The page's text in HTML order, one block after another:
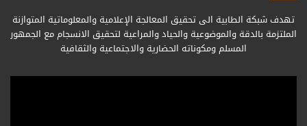
تهدف شبكة الطابية الى تحقيق المعالجة الإعلامية والمعلوماتية المتوازنة
الملتزمة بالدقة والموضوعية والحياد والمراعية لتحقيق الانسجام مع الجمهور
المسلم ومكوناته الحضارية والاجتماعية والثقافية